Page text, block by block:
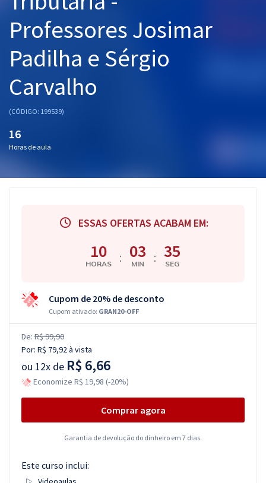
Professores Josimar
Padilha e Sérgio
Carvalho
(CÓDIGO: 199539)
16
Horas de aula
ESSAS OFERTAS ACABAM EM:
10
HORAS : 03
MIN : 34
SEG
Cupom de 20% de desconto
Cupom ativado: GRAN20-OFF
De: R$ 99,90
Por: R$ 79,92à vista
ou 12x de R$ 6,66
Economize R$ 19,98 (-20%)
Comprar agora
Garantia de devolução do dinheiro em 7 dias.
Este curso inclui: